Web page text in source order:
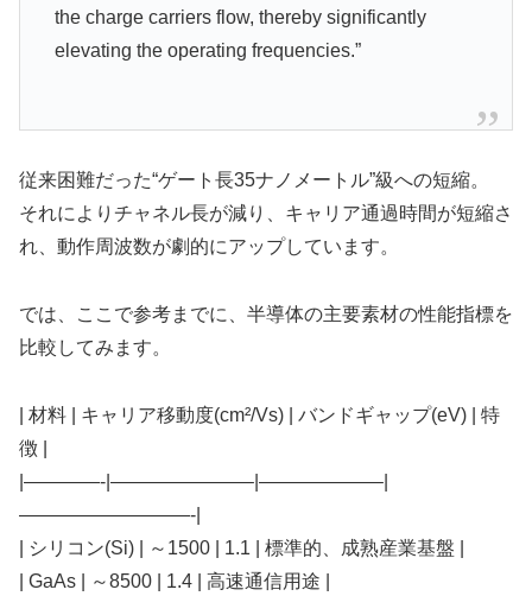
the charge carriers flow, thereby significantly
elevating the operating frequencies.”
従来困難だった“ゲート長35ナノメートル”級への短縮。
それによりチャネル長が減り、キャリア通過時間が短縮さ
れ、動作周波数が劇的にアップしています。
では、ここで参考までに、半導体の主要素材の性能指標を
比較してみます。
| 材料 | キャリア移動度(cm²/Vs) | バンドギャップ(eV) | 特
徴 |
|————-|———————–|——————–|
—————————-|
| シリコン(Si) | ～1500 | 1.1 | 標準的、成熟産業基盤 |
| GaAs | ～8500 | 1.4 | 高速通信用途 |